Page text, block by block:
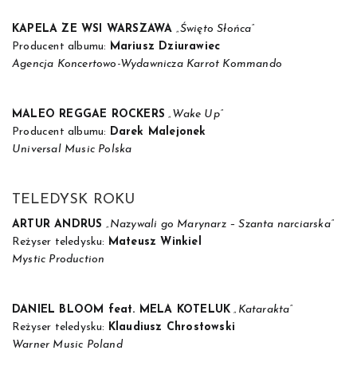
KAPELA ZE WSI WARSZAWA „Święto Słońca”
Producent albumu: Mariusz Dziurawiec
Agencja Koncertowo-Wydawnicza Karrot Kommando
MALEO REGGAE ROCKERS „Wake Up”
Producent albumu: Darek Malejonek
Universal Music Polska
TELEDYSK ROKU
ARTUR ANDRUS „Nazywali go Marynarz – Szanta narciarska”
Reżyser teledysku: Mateusz Winkiel
Mystic Production
DANIEL BLOOM feat. MELA KOTELUK „Katarakta”
Reżyser teledysku: Klaudiusz Chrostowski
Warner Music Poland